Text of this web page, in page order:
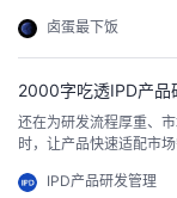
滚炸得金黄的究竟是炸
推荐的“暴辣鸡脚”吃了
卤蛋最下饭
2000字吃透IPD产品
还在为研发流程厚重、
时，让产品快速适配市场需求？ 自IBM靠IPD扭转困局、华为
手。 IPD产品研发管理